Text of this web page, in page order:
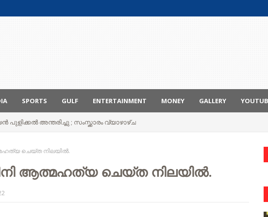
SPORTS GULF ENTERTAINMENT MONEY GALLERY
പുളിക്കല്‍ അന്തരിച്ചു ; സംസ്ക്കാരം വ്യാഴാഴ്ച
ചെയ്ത നിലയിൽ.
ആത്മഹത്യ ചെയ്ത നിലയിൽ.